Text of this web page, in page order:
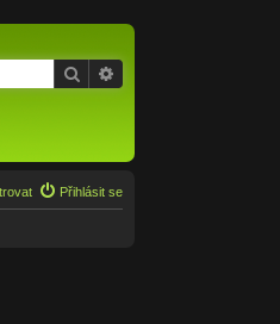
Hledat
Přihlásit se